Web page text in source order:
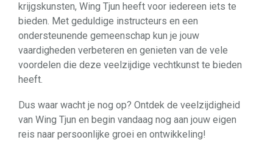
krijgskunsten, Wing Tjun heeft voor iedereen iets te
bieden. Met geduldige instructeurs en een
ondersteunende gemeenschap kun je jouw
vaardigheden verbeteren en genieten van de vele
voordelen die deze veelzijdige vechtkunst te bieden
heeft.
Dus waar wacht je nog op? Ontdek de veelzijdigheid
van Wing Tjun en begin vandaag nog aan jouw eigen
reis naar persoonlijke groei en ontwikkeling!